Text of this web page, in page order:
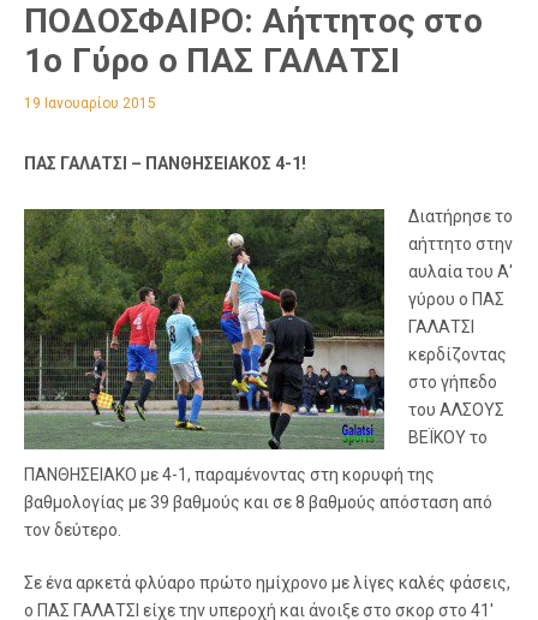
ΠΟΔΟΣΦΑΙΡΟ: Αήττητος στο
1ο Γύρο ο ΠΑΣ ΓΑΛΑΤΣΙ
19 Ιανουαρίου 2015
ΠΑΣ ΓΑΛΑΤΣΙ – ΠΑΝΘΗΣΕΙΑΚΟΣ 4-1!
Διατήρησε το
αήττητο στην
αυλαία του Α′
γύρου ο ΠΑΣ
ΓΑΛΑΤΣΙ
κερδίζοντας
στο γήπεδο
του ΑΛΣΟΥΣ
ΒΕΪΚΟΥ το
ΠΑΝΘΗΣΕΙΑΚΟ με 4-1, παραμένοντας στη κορυφή της
βαθμολογίας με 39 βαθμούς και σε 8 βαθμούς απόσταση από
τον δεύτερο.
Σε ένα αρκετά φλύαρο πρώτο ημίχρονο με λίγες καλές φάσεις,
ο ΠΑΣ ΓΑΛΑΤΣΙ είχε την υπεροχή και άνοιξε στο σκορ στο 41′